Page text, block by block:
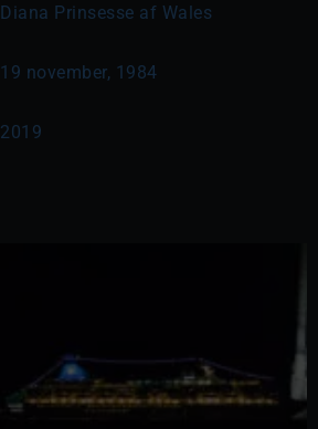
Diana Prinsesse af Wales
19 november, 1984
2019